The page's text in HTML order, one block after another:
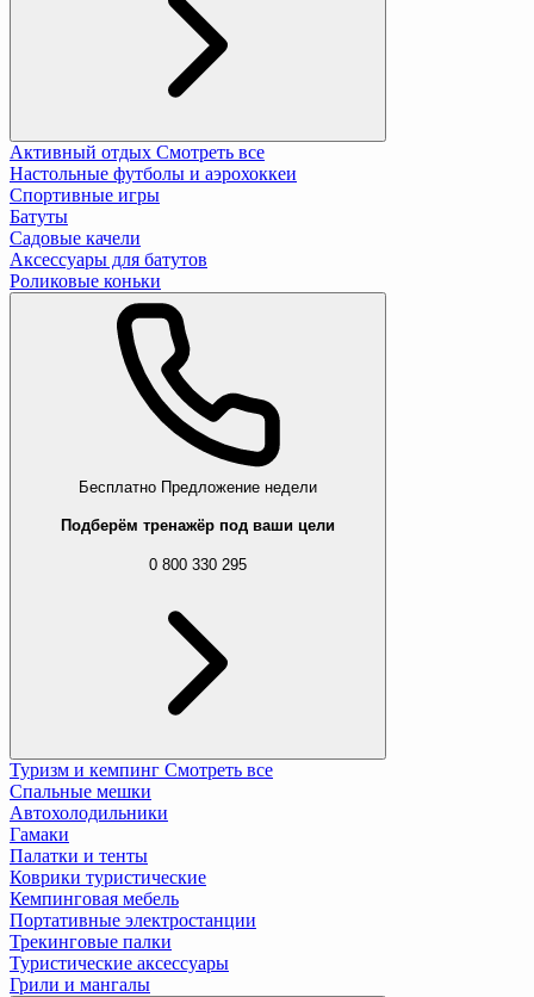
Активный отдых Смотреть все
Настольные футболы и аэрохоккеи
Спортивные игры
Батуты
Садовые качели
Аксессуары для батутов
Роликовые коньки
Бесплатно Предложение недели
Подберём тренажёр под ваши цели
0 800 330 295
Туризм и кемпинг Смотреть все
Спальные мешки
Автохолодильники
Гамаки
Палатки и тенты
Коврики туристические
Кемпинговая мебель
Портативные электростанции
Трекинговые палки
Туристические аксессуары
Грили и мангалы